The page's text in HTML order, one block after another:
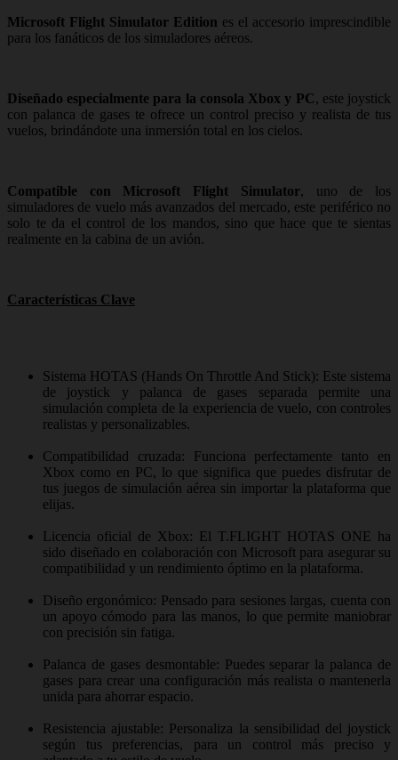
Microsoft Flight Simulator Edition es el accesorio imprescindible
para los fanáticos de los simuladores aéreos.
Diseñado especialmente para la consola Xbox y PC, este joystick
con palanca de gases te ofrece un control preciso y realista de tus
vuelos, brindándote una inmersión total en los cielos.
Compatible con Microsoft Flight Simulator, uno de los
simuladores de vuelo más avanzados del mercado, este periférico no
solo te da el control de los mandos, sino que hace que te sientas
realmente en la cabina de un avión.
Características Clave
Sistema HOTAS (Hands On Throttle And Stick): Este sistema
de joystick y palanca de gases separada permite una
simulación completa de la experiencia de vuelo, con controles
realistas y personalizables.
Compatibilidad cruzada: Funciona perfectamente tanto en
Xbox como en PC, lo que significa que puedes disfrutar de
tus juegos de simulación aérea sin importar la plataforma que
elijas.
Licencia oficial de Xbox: El T.FLIGHT HOTAS ONE ha
sido diseñado en colaboración con Microsoft para asegurar su
compatibilidad y un rendimiento óptimo en la plataforma.
Diseño ergonómico: Pensado para sesiones largas, cuenta con
un apoyo cómodo para las manos, lo que permite maniobrar
con precisión sin fatiga.
Palanca de gases desmontable: Puedes separar la palanca de
gases para crear una configuración más realista o mantenerla
unida para ahorrar espacio.
Resistencia ajustable: Personaliza la sensibilidad del joystick
según tus preferencias, para un control más preciso y